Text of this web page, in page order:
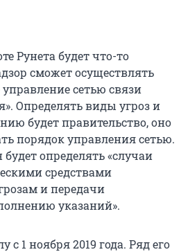
Рунета будет что-то
сможет осуществлять
сетью связи
Определять виды угроз и
будет правительство, оно
порядок управления сетью.
определять «случаи
средствами
и передачи
указаний».
с 1 ноября 2019 года. Ряд его